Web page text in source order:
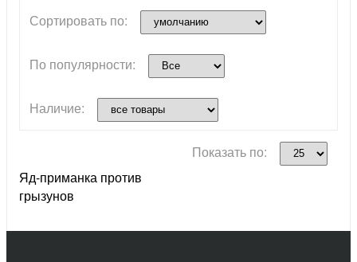
Сортировать по:
По популярности:
Наличие:
Показать по:
Яд-приманка против
грызунов